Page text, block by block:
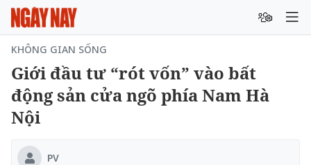
KHÔNG GIAN SỐNG
Giới đầu tư “rót vốn” vào bất
động sản cửa ngõ phía Nam Hà
Nội
PV